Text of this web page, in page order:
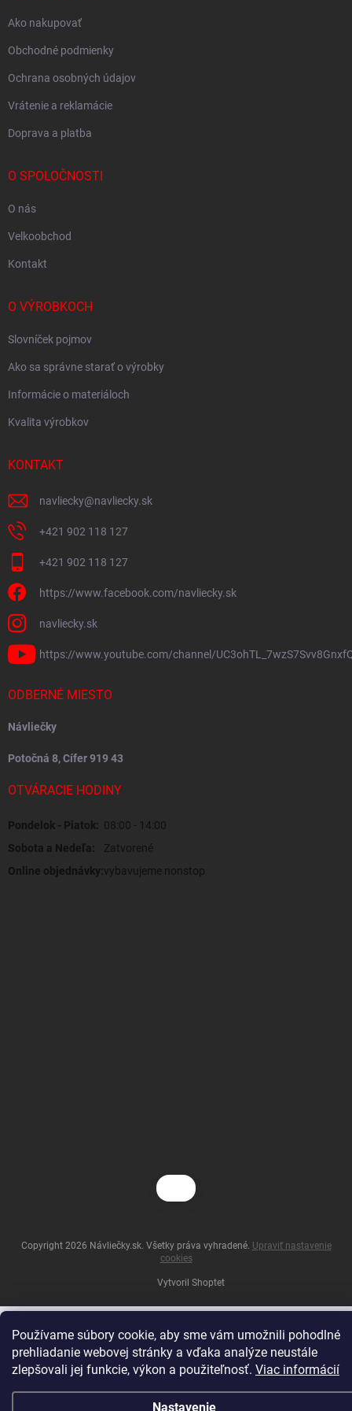
Používame súbory cookie, aby sme vám umožnili pohodlné
prehliadanie webovej stránky a vďaka analýze neustále
zlepšovali jej funkcie, výkon a použiteľnosť. Viac informácií
Nastavenie
Ako nakupovať
Obchodné podmienky
Ochrana osobných údajov
Vrátenie a reklamácie
Doprava a platba
O SPOLOČNOSTI
O nás
Velkoobchod
Kontakt
O VÝROBKOCH
Slovníček pojmov
Ako sa správne starať o výrobky
Informácie o materiáloch
Kvalita výrobkov
KONTAKT
navliecky@navliecky.sk
+421 902 118 127
+421 902 118 127
https://www.facebook.com/navliecky.sk
navliecky.sk
https://www.youtube.com/channel/
ODBERNÉ MIESTO
Návliečky
Potočná 8, Cífer 919 43
OTVÁRACIE HODINY
Pondelok - Piatok: 08:00 - 14:00
Sobota a Nedeľa:
Zatvorené
Online objednávky:vybavujeme nonstop
Vytvoril Shoptet
Copyright 2026 Návliečky.sk. Všetky práva vyhradené. Upraviť nastavenie
cookies